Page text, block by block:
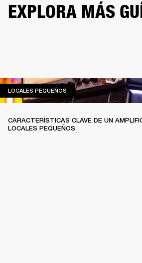
EXPLORA MÁS
LOCALES PEQUEÑOS LOCALES PEQUEÑOS
CARACTERÍSTICAS CLAVE DE UN
LOCALES PEQUEÑOS